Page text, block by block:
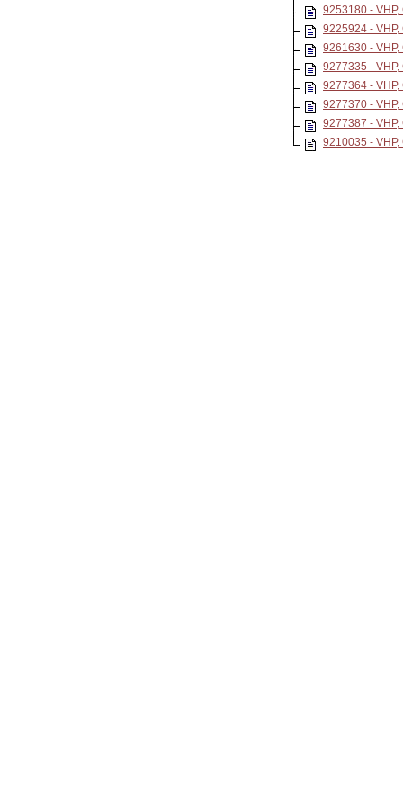
9253180 - VHP,
9225924 -
9261630 - VHP,
9277335 -
9277364 -
9277370 - VHP,
9277387 -
9210035 -